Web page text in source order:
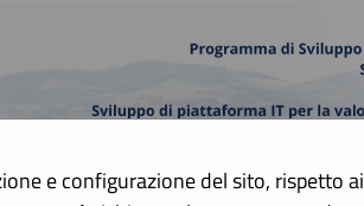
e configurazione del sito, rispetto